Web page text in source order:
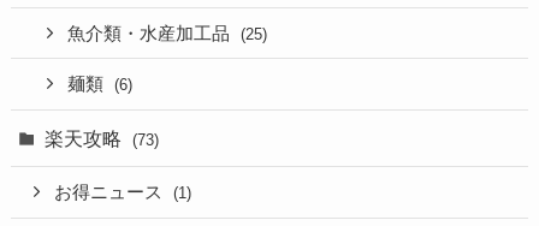
魚介類・水産加工品 (25)
麺類 (6)
楽天攻略 (73)
お得ニュース (1)